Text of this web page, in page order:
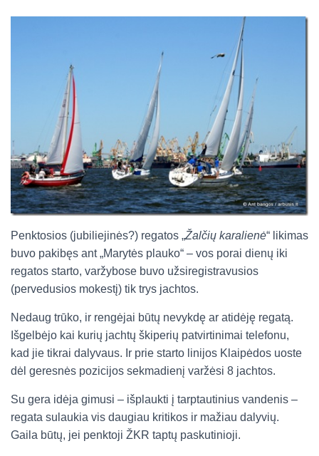
Penktosios (jubiliejinės?) regatos „Žalčių karalienė“ likimas
buvo pakibęs ant „Marytės plauko“ – vos porai dienų iki
regatos starto, varžybose buvo užsiregistravusios
(pervedusios mokestį) tik trys jachtos.
Nedaug trūko, ir rengėjai būtų nevykdę ar atidėję regatą.
Išgelbėjo kai kurių jachtų škiperių patvirtinimai telefonu,
kad jie tikrai dalyvaus. Ir prie starto linijos Klaipėdos uoste
dėl geresnės pozicijos sekmadienį varžėsi 8 jachtos.
Su gera idėja gimusi – išplaukti į tarptautinius vandenis –
regata sulaukia vis daugiau kritikos ir mažiau dalyvių.
Gaila būtų, jei penktoji ŽKR taptų paskutinioji.